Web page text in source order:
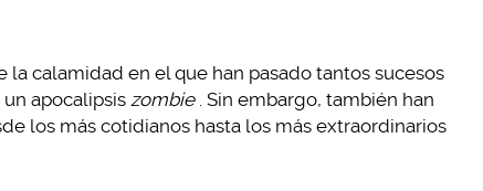
la calamidad en el que han pasado tantos sucesos
apocalipsis zombie . Sin embargo, también han
los más cotidianos hasta los más extraordinarios